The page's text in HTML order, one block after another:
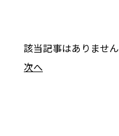
該当記事はありません
次へ